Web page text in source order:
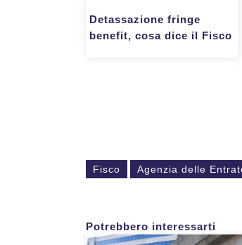
Detassazione fringe
benefit, cosa dice il Fisco
Fisco Agenzia delle
Potrebbero interessarti